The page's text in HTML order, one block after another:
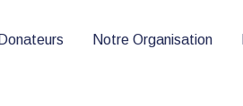
Notre Organisation